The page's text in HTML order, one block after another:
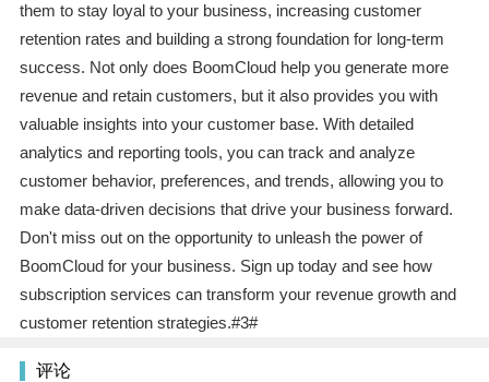
them to stay loyal to your business, increasing customer
retention rates and building a strong foundation for long-term
success. Not only does BoomCloud help you generate more
revenue and retain customers, but it also provides you with
valuable insights into your customer base. With detailed
analytics and reporting tools, you can track and analyze
customer behavior, preferences, and trends, allowing you to
make data-driven decisions that drive your business forward.
Don't miss out on the opportunity to unleash the power of
BoomCloud for your business. Sign up today and see how
subscription services can transform your revenue growth and
customer retention strategies.#3#
评论